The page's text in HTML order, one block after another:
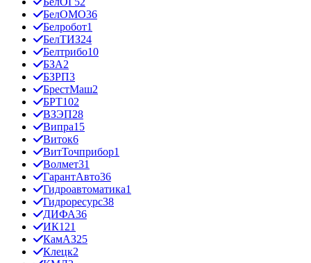
БелОМО36
Белробот1
БелТИЗ24
Белтрибо10
БЗА2
БЗРП3
БрестМаш2
БРТ102
ВЗЭП28
Випра15
Виток6
ВитТочприбор1
Волмет31
ГарантАвто36
Гидроавтоматика1
Гидроресурс38
ДИФА36
ИК121
КамАЗ25
Клецк2